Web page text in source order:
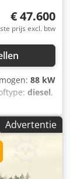
€ 47.600
prijs excl. btw
88 kW
diesel,
centrale
(ESP),
Duitsland
HEAVY E
Advertentie